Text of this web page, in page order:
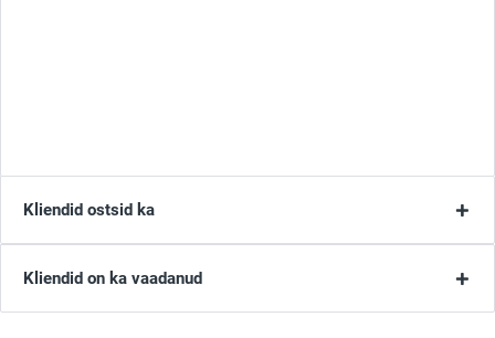
Kliendid ostsid ka
Kliendid on ka vaadanud